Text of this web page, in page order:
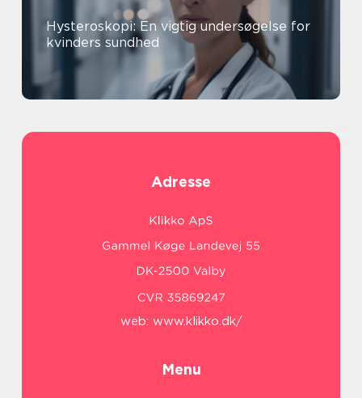
Hysteroskopi: En vigtig undersøgelse for
kvinders sundhed
Adresse
web: www.klikko.dk/
Menu